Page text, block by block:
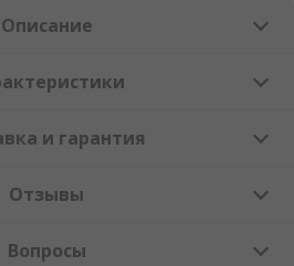
Описание
и гарантия
Отзывы
Вопросы